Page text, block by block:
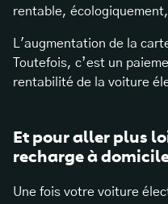
rentable,
L'augmentation de la
Toutefois, c’est un
rentabilité de la voiture
Et pour aller plus
recharge à
Une fois votre voiture